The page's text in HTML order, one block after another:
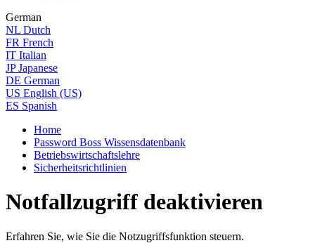
German
NL Dutch
FR French
IT Italian
JP Japanese
DE German
US English (US)
ES Spanish
Home
Password Boss Wissensdatenbank
Betriebswirtschaftslehre
Sicherheitsrichtlinien
Notfallzugriff deaktivieren
Erfahren Sie, wie Sie die Notzugriffsfunktion steuern.